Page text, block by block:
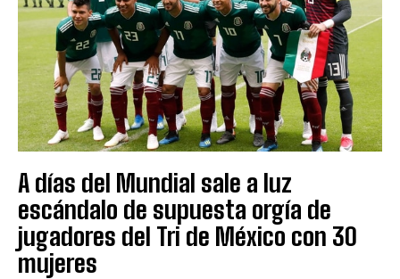
A días del Mundial sale a luz
escándalo de supuesta orgía de
jugadores del Tri de México con 30
mujeres